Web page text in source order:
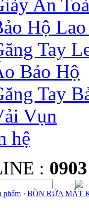
An
Hộ
Tay
Bảo Hộ
Tay
Vụn
hệ
:
phẩm › BỒN RỬA MẮT